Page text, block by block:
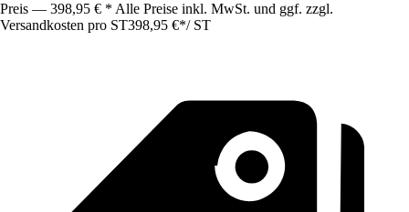
Preis — 398,95 € * Alle Preise inkl. MwSt. und ggf. zzgl.
Versandkosten pro ST398,95 €*/ ST